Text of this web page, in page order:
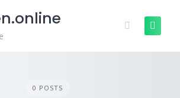
0 POSTS